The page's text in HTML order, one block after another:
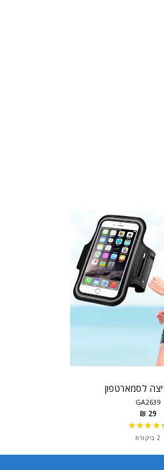
לסמארטפון
GA2639
29 ₪
out
2 ביקורת